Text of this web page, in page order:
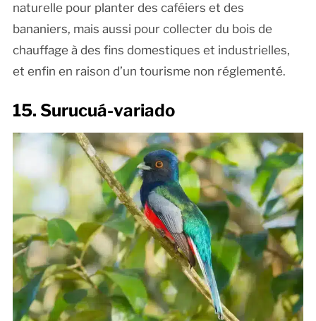
naturelle pour planter des caféiers et des
bananiers, mais aussi pour collecter du bois de
chauffage à des fins domestiques et industrielles,
et enfin en raison d’un tourisme non réglementé.
15. Surucuá-variado